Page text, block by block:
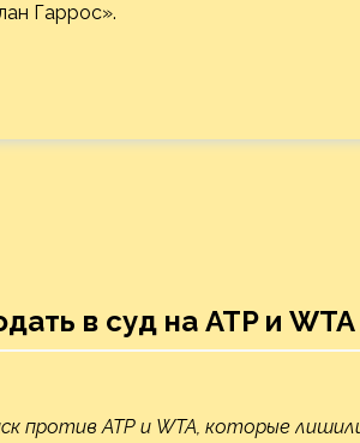
Гаррос».
в суд на ATP и WTA
против ATP и WTA, которые